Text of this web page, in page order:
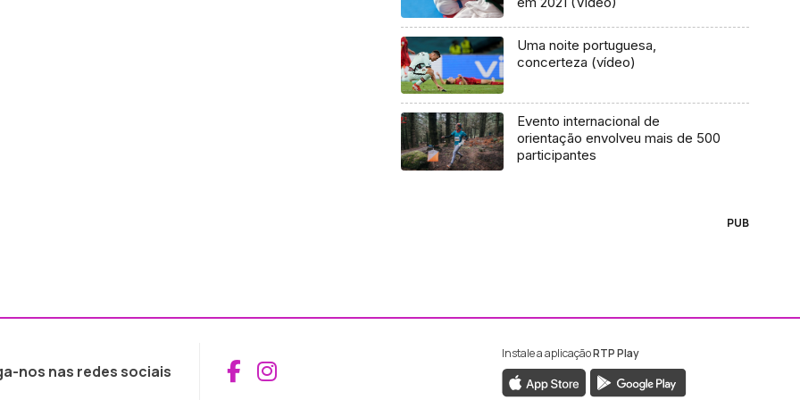
Uma noite portuguesa,
concerteza (vídeo)
Evento internacional de
orientação envolveu mais de 500
participantes
PUB
nos nas redes sociais Aceder ao Facebook da RTP Madeira
Aceder ao Instagram da RTP Madeira
Instale a aplicaçãoRTP Play